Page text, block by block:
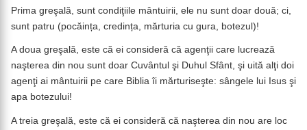
Prima greşală, sunt condiţiile mântuirii, ele nu sunt doar două; ci,
sunt patru (pocăința, credința, mărturia cu gura, botezul)!
A doua greşală, este că ei consideră că agenţii care lucrează
naşterea din nou sunt doar Cuvântul şi Duhul Sfânt, şi uită alţi doi
agenţi ai mântuirii pe care Biblia îi mărturiseşte: sângele lui Isus şi
apa botezului!
A treia greşală, este că ei consideră că naşterea din nou are loc